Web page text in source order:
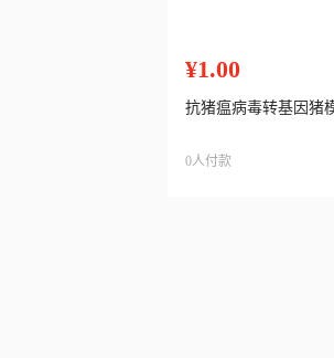
¥1.00
抗猪瘟病毒转基因猪
0人付款